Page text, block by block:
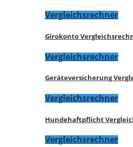
Vergleichsrechner
Girokonto
Vergleichsrechner
Geräteversicherung
Vergleichsrechner
Hundehaftpflicht
Vergleichsrechner